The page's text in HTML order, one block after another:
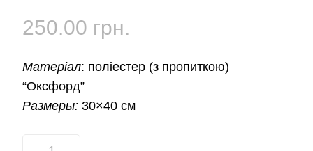
250.00 грн.
Матеріал: поліестер (з пропиткою)
“Оксфорд”
Размеры: 30×40 см
Сумка